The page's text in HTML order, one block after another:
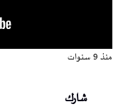
منذ 9 سنوات
شارك